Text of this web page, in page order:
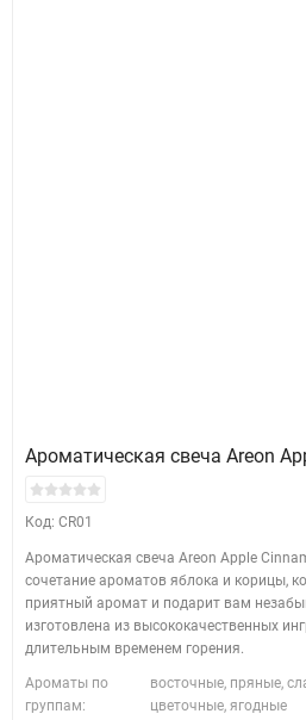
Ароматическая свеча Areon
Код: CR01
Ароматическая свеча Areon Apple
сочетание ароматов яблока и корицы,
приятный аромат и подарит вам
изготовлена из высококачественных
длительным временем горения.
Ароматы по
группам:
восточные, пряные,
цветочные, ягодные